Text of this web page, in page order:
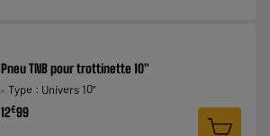
Pneu TNB pour trottinette 10"
Type : Univers 10"
12€99